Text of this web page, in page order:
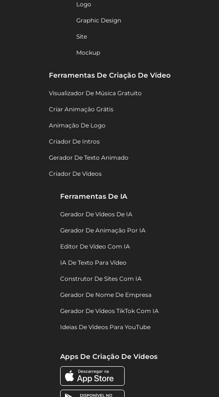
Logo
Graphic Design
Site
Mockup
Ferramentas De Criação De Vídeo
Visualizador De Música Gratuito
Criar Animação Grátis
Animação De Logo
Criador De Intros
Gerador De Texto Animado
Criador De Vídeos
Ferramentas De IA
Gerador De Vídeos De IA
Gerador De Animação Por IA
Editor De Vídeo Com IA
IA De Texto Para Vídeo
Construtor De Sites Com IA
Gerador De Nome De Empresa
Gerador De Vídeos TikTok Com IA
Ideias De Vídeos Para YouTube
Apps De Criação De Vídeos